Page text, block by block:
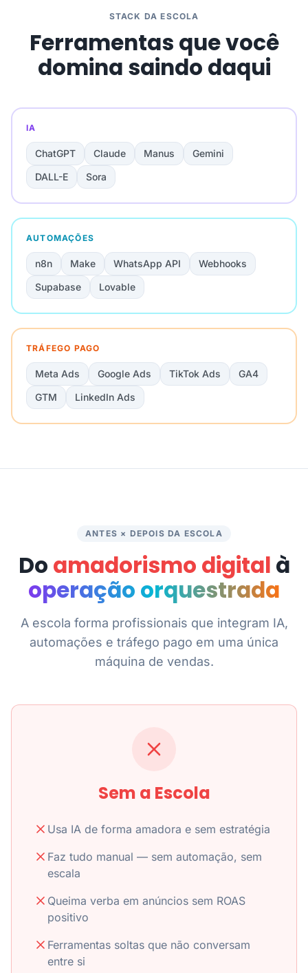
STACK DA ESCOLA
Ferramentas que você
domina saindo daqui
IA
ChatGPT Claude Manus
Gemini
DALL-E
Sora
AUTOMAÇÕES
n8n Make WhatsApp API
Webhooks
Supabase
Lovable
TRÁFEGO PAGO
Meta Ads Google Ads TikTok Ads
GA4
GTM
LinkedIn Ads
ANTES × DEPOIS DA ESCOLA
Do amadorismo digital à
operação orquestrada
A escola forma profissionais que integram IA,
automações e tráfego pago em uma única
máquina de vendas.
Sem a Escola
Usa IA de forma amadora e sem estratégia
Faz tudo manual — sem automação, sem
escala
Queima verba em anúncios sem ROAS
positivo
Ferramentas soltas que não conversam
entre si